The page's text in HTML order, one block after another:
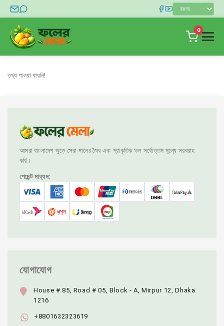
0
যোগাযোগ
লগইন
তথ্য পাওয়া যায়নি!
আমরা বাংলাদেশ জুড়ে সেরা মানের জৈব এবং প্রাকৃতিক ফল সর্বোত্তম মূল্যে সরবরাহ
করি।
পেমেন্ট মাধ্যম:
যোগাযোগ
House # 85, Road # 05, Block - A, Mirpur 12, Dhaka
1216
+8801632323619